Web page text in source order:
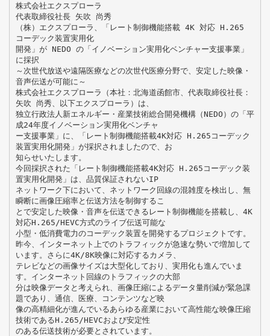
株式会社エクスプローラ
代表取締役社長 矢吹 尚秀
（株）エクスプローラ、「レート制御機能搭載 4K 対応 H.265
コーデック装置実用化
開発」が NEDO の「イノベーション実用化ベンチャー支援事業」
に採択
～次世代放送や遠隔医療などの次世代医療分野で、安定した映像・
音声伝送が可能に～
株式会社エクスプローラ（本社：北海道函館市、代表取締役社長：
矢吹 尚秀、以下エクスプローラ）は、
独立行政法人新エネルギー・産業技術総合開発機構（NEDO）の「平
成24年度イノベーション実用化ベンチャ
ー支援事業」に、「レート制御機能搭載4K対応 H.265コーデック
装置実用化開発」が採択されましたので、お
知らせいたします。
今回採択された「レート制御機能搭載4K対応 H.265コーデック装
置実用化開発」は、品質保証されないIP
ネットワーク下において、ネットワーク回線の混雑度を検出し、無
瞬断に画像圧縮率と伝送方法を制御するこ
とで安定した映像・音声を伝送できるレート制御機能を搭載し、4K
対応H.265/HEVC方式のライブ伝送可能な
小型・低消費電力のコーデック装置を開発するプロジェクトです。
昨今、インターネット上でのトラフィックが急速な勢いで増加して
います。さらに4K/8K映像に対応するカメラ、
テレビなどの画像サイズは大型化しており、実用化も進んでいま
す。インターネット回線のトラフィックの大部
分は映像データと考えられ、画像圧縮によるデータ量削減が緊急課
題であり、通信、医療、コンテンツなど映
像の高精細化が進んでいるあらゆる産業において高性能な映像圧縮
技術であるH.265/HEVCおよび安定性
のある伝送技術が必要とされています。